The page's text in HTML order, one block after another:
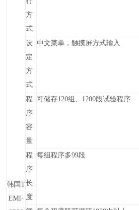
韩国T
EMI-
方
式
设
定
方
式
中文菜单，触摸屏方式输入
程
序
容
量
可储存120组、1200段试验程序
程
序
长
度
每组程序多99段